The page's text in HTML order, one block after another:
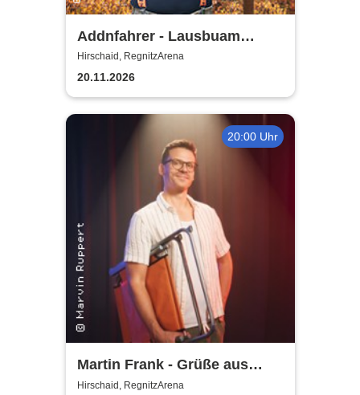
Addnfahrer - Lausbuam
Gschicht'n
Hirschaid, RegnitzArena
20.11.2026
20:00 Uhr
Martin Frank - Grüße aus
Allegro Süd
Hirschaid, RegnitzArena